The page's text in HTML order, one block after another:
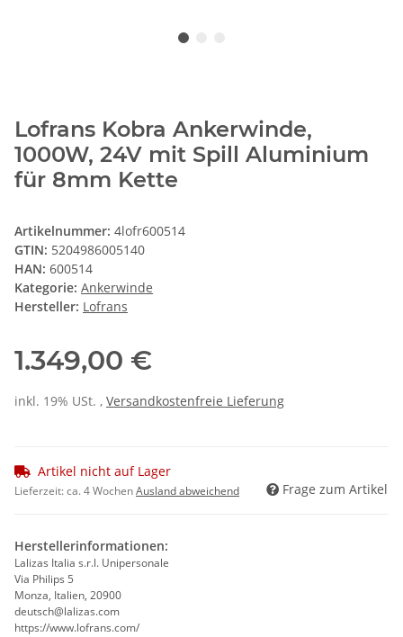
Lofrans Kobra Ankerwinde,
1000W, 24V mit Spill Aluminium
für 8mm Kette
Artikelnummer: 4lofr600514
GTIN: 5204986005140
HAN: 600514
Kategorie: Ankerwinde
Hersteller: Lofrans
1.349,00 €
inkl. 19% USt. , Versandkostenfreie Lieferung
Artikel nicht auf Lager
Lieferzeit:ca. 4 WochenAusland abweichend Frage zum Artikel
Herstellerinformationen:
Lalizas Italia s.r.l. Unipersonale
Via Philips 5
Monza, Italien, 20900
deutsch@lalizas.com
https://www.lofrans.com/